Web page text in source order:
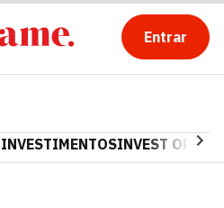
Entrar
INVEST OPINA